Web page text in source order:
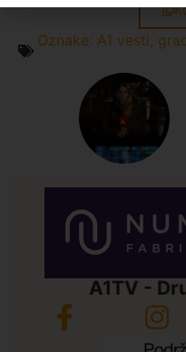
Oznake: A1 vesti,
A1TV -